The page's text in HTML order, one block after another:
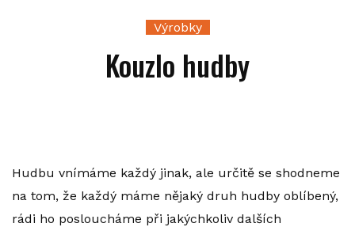
Výrobky
Kouzlo hudby
Hudbu vnímáme každý jinak, ale určitě se shodneme
na tom, že každý máme nějaký druh hudby oblíbený,
rádi ho posloucháme při jakýchkoliv dalších